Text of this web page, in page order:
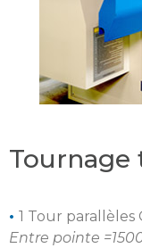
• 1 Tour parallèles
Entre pointe